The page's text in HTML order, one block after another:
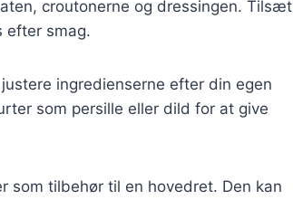
croutonerne og dressingen. Tilsæt
efter smag.
ingredienserne efter din egen
som persille eller dild for at give
tilbehør til en hovedret. Den kan